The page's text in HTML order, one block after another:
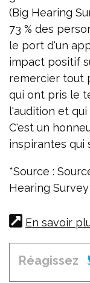
(Big Hearing
73 % des
le port d'un
impact positif
remercier tout
qui ont pris le
l'audition et
C'est un
inspirantes qui
*Source :
Hearing
En savoir
Réagissez